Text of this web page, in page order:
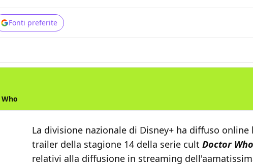
Fonti preferite
La divisione nazionale di Disney+ ha diffuso
trailer della stagione 14 della serie cult Doctor Who
relativi alla diffusione in streaming